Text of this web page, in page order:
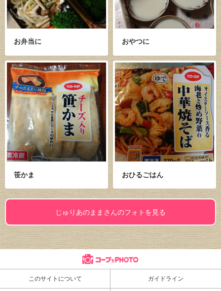
お弁当に おやつに
笹かま おひるごはん
じゅりあのままさんのフォトを見る
このサイトについて ガイドライン